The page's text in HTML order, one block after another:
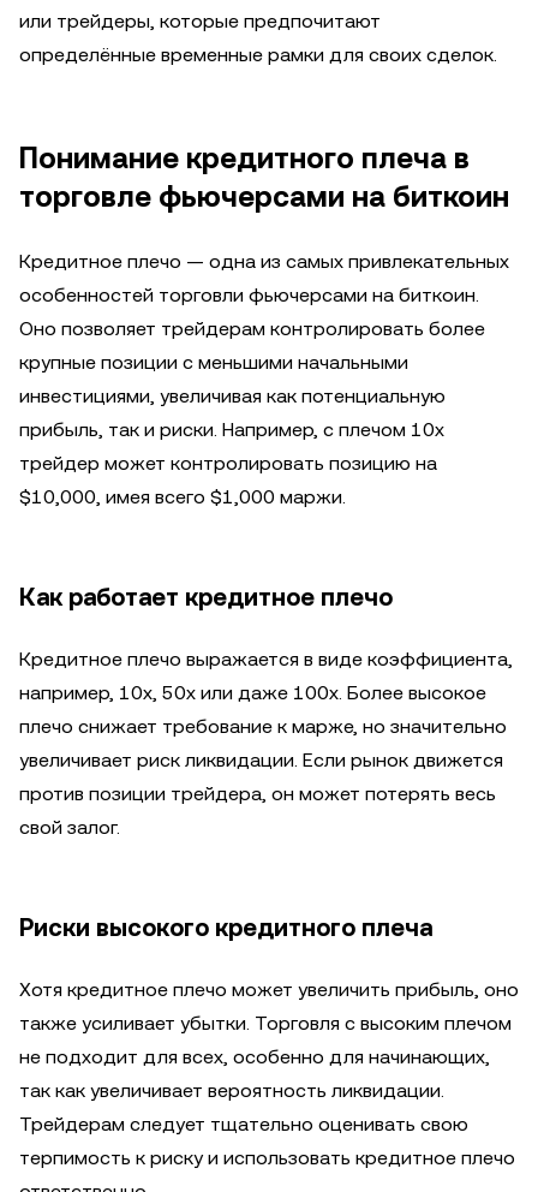
или трейдеры, которые предпочитают
определённые временные рамки для своих сделок.
Понимание кредитного плеча в
торговле фьючерсами на биткоин
Кредитное плечо — одна из самых привлекательных
особенностей торговли фьючерсами на биткоин.
Оно позволяет трейдерам контролировать более
крупные позиции с меньшими начальными
инвестициями, увеличивая как потенциальную
прибыль, так и риски. Например, с плечом 10x
трейдер может контролировать позицию на
$10,000, имея всего $1,000 маржи.
Как работает кредитное плечо
Кредитное плечо выражается в виде коэффициента,
например, 10x, 50x или даже 100x. Более высокое
плечо снижает требование к марже, но значительно
увеличивает риск ликвидации. Если рынок движется
против позиции трейдера, он может потерять весь
свой залог.
Риски высокого кредитного плеча
Хотя кредитное плечо может увеличить прибыль, оно
также усиливает убытки. Торговля с высоким плечом
не подходит для всех, особенно для начинающих,
так как увеличивает вероятность ликвидации.
Трейдерам следует тщательно оценивать свою
терпимость к риску и использовать кредитное плечо